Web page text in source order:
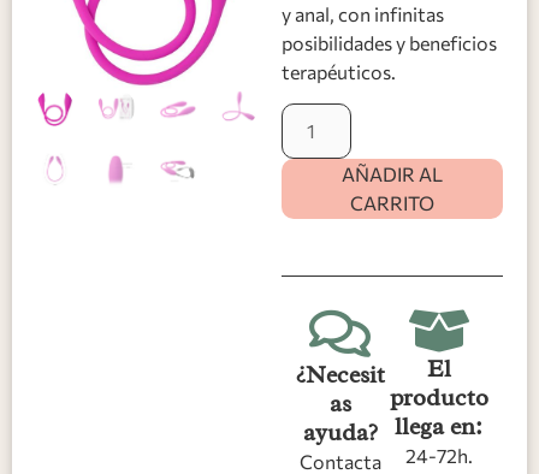
y anal, con infinitas
posibilidades y beneficios
terapéuticos.
AÑADIR AL
CARRITO
¿Necesit
as
ayuda?
Contacta
El
producto
llega en:
24-72h.